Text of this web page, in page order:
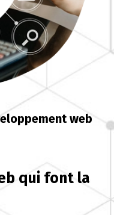
web
qui font la